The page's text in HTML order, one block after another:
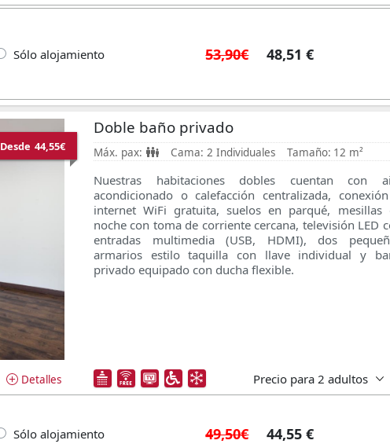
Sólo alojamiento 53,90€ 48,51 €
Desde 44,55€
Detalles
Doble baño privado
Máx. pax: Cama: 2 Individuales Tamaño: 12 m²
Nuestras habitaciones dobles cuentan con
acondicionado o calefacción centralizada,
internet WiFi gratuita, suelos en parqué, mesillas
noche con toma de corriente cercana, televisión LED
entradas multimedia (USB, HDMI), dos
armarios estilo taquilla con llave individual y
privado equipado con ducha flexible.
Precio para2 adultos
Sólo alojamiento 49,50€ 44,55 €